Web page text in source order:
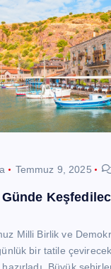
Temmuz 9, 2025
Milli Birlik ve
bir tatile